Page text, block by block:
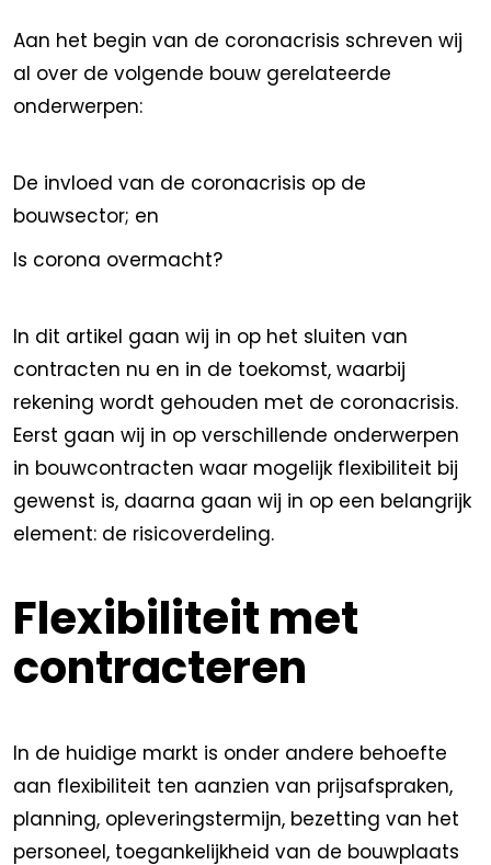
Aan het begin van de coronacrisis schreven wij
al over de volgende bouw gerelateerde
onderwerpen:
De invloed van de coronacrisis op de
bouwsector; en
Is corona overmacht?
In dit artikel gaan wij in op het sluiten van
contracten nu en in de toekomst, waarbij
rekening wordt gehouden met de coronacrisis.
Eerst gaan wij in op verschillende onderwerpen
in bouwcontracten waar mogelijk flexibiliteit bij
gewenst is, daarna gaan wij in op een belangrijk
element: de risicoverdeling.
Flexibiliteit met
contracteren
In de huidige markt is onder andere behoefte
aan flexibiliteit ten aanzien van prijsafspraken,
planning, opleveringstermijn, bezetting van het
personeel, toegankelijkheid van de bouwplaats